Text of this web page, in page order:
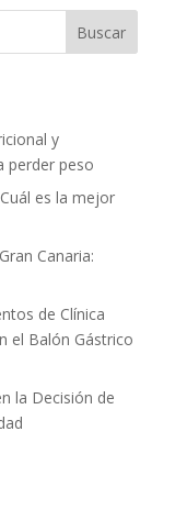
Buscar
y
perder peso
es la mejor
Canaria:
de Clínica
el Balón Gástrico
la Decisión de